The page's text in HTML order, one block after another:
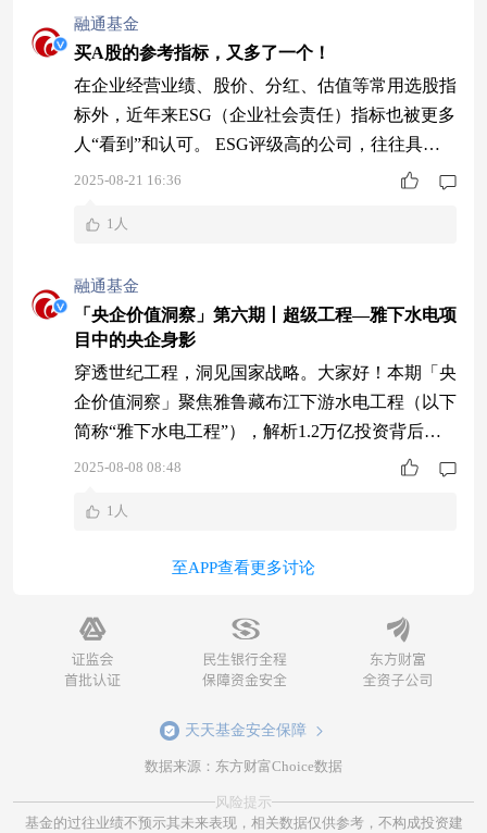
立，首发规模达到9.6亿元。据wind统计，这是国
内公募行业历史上首发规模最大
融通基金
买A股的参考指标，又多了一个！
在企业经营业绩、股价、分红、估值等常用选股指
标外，近年来ESG（企业社会责任）指标也被更多
人“看到”和认可。 ESG评级高的公司，往往具有
以下特征： 投资ESG得分高的公司，就像选择”三
理规范，而且其股价有望表现更好。 ESG得分与
月30日至2025年7月31日，华证A指ESG领先指数
涨幅（+134%
2025-08-21 16:36
1人
融通基金
「央企价值洞察」第六期丨超级工程—雅下水电项
目中的央企身影
穿透世纪工程，洞见国家战略。大家好！本期「央
企价值洞察」聚焦雅鲁藏布江下游水电工程（以下
简称“雅下水电工程”），解析1.2万亿投资背后的
央企担当，以及这场能源革命如何重塑产业生态与
$融通中证诚通央企ESGETF联接C$ $融通中证诚
2025-08-08 08:48
1人
至APP查看更多讨论
天天基金安全保障
数据来源：东方财富Choice数据
风险提示
基金的过往业绩不预示其未来表现，相关数据仅供参考，不构成投资建